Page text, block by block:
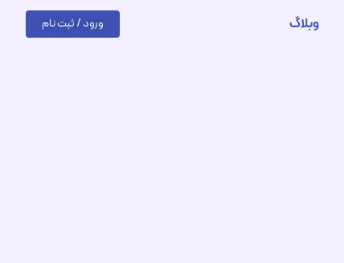
وبلاگ ورود / ثبت نام